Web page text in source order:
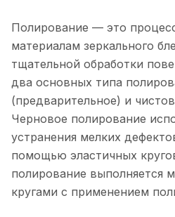
Полирование — это
материалам зеркального
тщательной обработки
два основных типа
(предварительное) и
Черновое полирование
устранения мелких
помощью эластичных
полирование выполняется
кругами с применением